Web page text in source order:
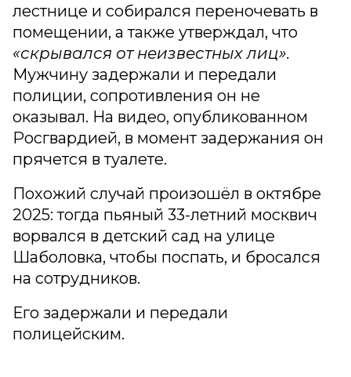
лестнице и собирался переночевать в
помещении, а также утверждал, что
«скрывался от неизвестных лиц».
Мужчину задержали и передали
полиции, сопротивления он не
оказывал. На видео, опубликованном
Росгвардией, в момент задержания он
прячется в туалете.
Похожий случай произошёл в октябре
2025: тогда пьяный 33-летний москвич
ворвался в детский сад на улице
Шаболовка, чтобы поспать, и бросался
на сотрудников.
Его задержали и передали
полицейским.